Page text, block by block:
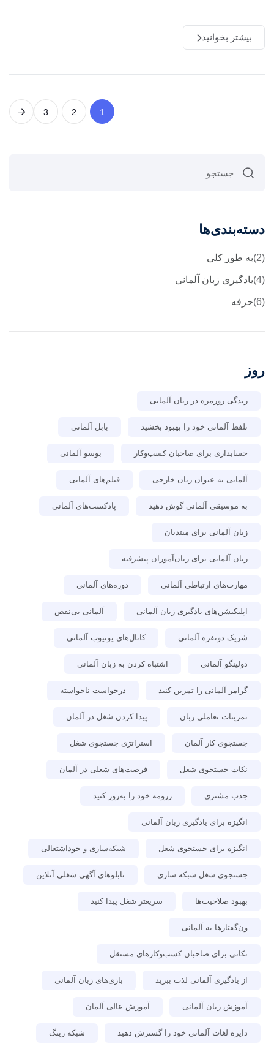
بیشتر بخوانید
1
به طور کلی
یادگیری زبان آلمانی
حرفه
زندگی روزمره در زبان آلمانی
تلفظ آلمانی خود را بهبود بخشید بابل آلمانی
حسابداری برای صاحبان کسب‌وکار بوسو آلمانی
آلمانی به عنوان زبان خارجی فیلم‌های آلمانی
به موسیقی آلمانی گوش دهید پادکست‌های آلمانی
زبان آلمانی برای مبتدیان
زبان آلمانی برای زبان‌آموزان پیشرفته
مهارت‌های ارتباطی آلمانی دوره‌های آلمانی
اپلیکیشن‌های یادگیری زبان آلمانی آلمانی بی‌نقص
شریک دونفره آلمانی کانال‌های یوتیوب آلمانی
دولینگو آلمانی اشتباه کردن به زبان آلمانی
گرامر آلمانی را تمرین کنید درخواست ناخواسته
تمرینات تعاملی زبان پیدا کردن شغل در آلمان
جستجوی کار آلمان استراتژی جستجوی شغل
نکات جستجوی شغل فرصت‌های شغلی در آلمان
جذب مشتری رزومه خود را به‌روز کنید
انگیزه برای یادگیری زبان آلمانی
انگیزه برای جستجوی شغل شبکه‌سازی و خوداشتغالی
جستجوی شغل شبکه سازی تابلوهای آگهی شغلی آنلاین
بهبود صلاحیت‌ها سریعتر شغل پیدا کنید
ون‌گفتارها به آلمانی
نکاتی برای صاحبان کسب‌وکارهای مستقل
از یادگیری آلمانی لذت ببرید بازی‌های زبان آلمانی
آموزش زبان آلمانی آموزش عالی آلمان
دایره لغات آلمانی خود را گسترش دهید شبکه زینگ